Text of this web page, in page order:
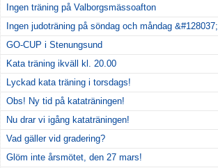
Ingen träning på Valborgsmässoafton
Ingen judoträning på söndag och måndag &#128037;
GO-CUP i Stenungsund
Kata träning ikväll kl. 20.00
Lyckad kata träning i torsdags!
Obs! Ny tid på kataträningen!
Nu drar vi igång kataträningen!
Vad gäller vid gradering?
Glöm inte årsmötet, den 27 mars!